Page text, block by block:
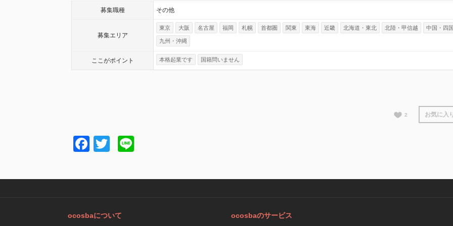
募集職種 その他
募集エリア
東京 大阪 名古屋 福岡 札幌 首都圏 関東 東海 近畿 北海道・東北 北陸・甲信越 中国・四国
九州・沖縄
ここがポイント 本格起業です 国籍問いません
2 お気に入
Facebook
Twitter
ocosbaについて ocosbaのサービス